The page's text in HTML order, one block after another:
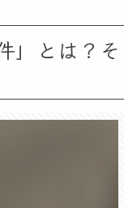
」とは？そ